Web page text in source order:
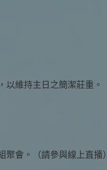
以維持主日之簡潔莊重。
會。（請參與線上直播）